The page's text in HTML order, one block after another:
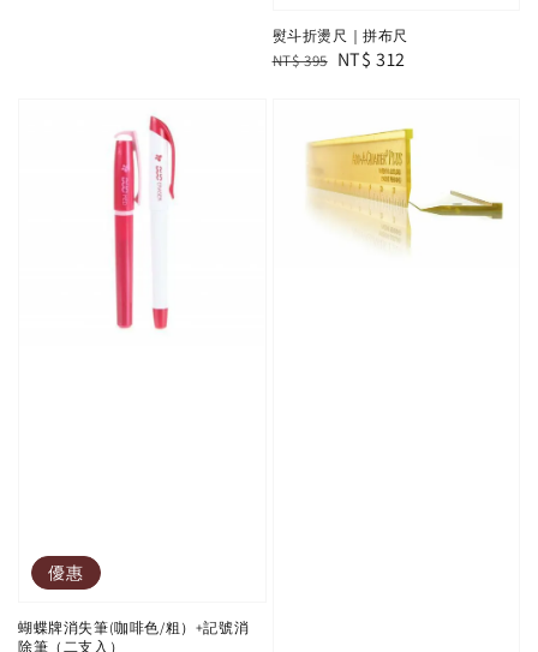
熨斗折燙尺｜拼布尺
Regular
NT$ 395 Sale
NT$ 312
優惠
蝴蝶牌消失筆(咖啡色/粗）+記號消
除筆（二支入）